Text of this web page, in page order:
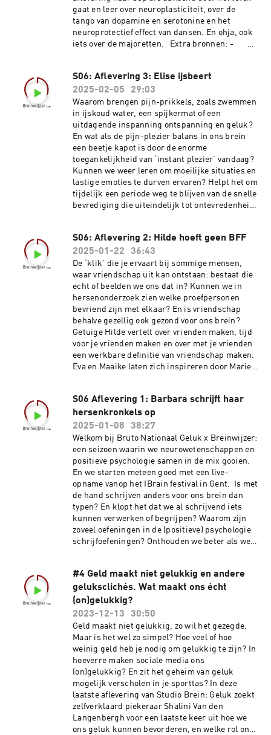
pakkende verhaal over leven met angst, oog in
oog staan met de dood en jezelf bevrijden van
intergenerationeel trauma. Extra bronnen:
- Dit seizoen is een samenwerking tussen
Kolk toont hoe trauma wordt opgeslagen en
doorgegeven en waarom shaking werkt -
Mariel Buqué schreef met ‘Break the Cycle’ een
hoopvol boek over intergenerationeel trauma en
veerkracht - Onderzoek naar het
(neurologische) effect van intergenerationeel
trauma gebeurt al enkele decennia door onder
andere Prof. Rachel Yehuda: lees meer in dit
artikel - Een overzichtsartikel over het
onderzoek naar intergenerationeel trauma vind
je hier: Franco, F. (2023). Intergenerational
Transmission of Trauma. Journal of Health
geschiedenis opgeslagen zit in kasseien en
bakstenen
gaat en leer over neuroplasticiteit, over de
tango van dopamine en serotonine en het
neuroprotectief effect van dansen. En ohja, ook
iets over de majoretten. Extra bronnen: -
Lovatt, aka Dr. Dance, geeft TED-talks over de
positieve impact van dansen op ons brein en
schreef het boek ‘The Dance cure’ - Hier
vind je het onderzoeksprofiel van KU Leuven
emeritus professor Stefan Swinnen - Prof.
Dr. Bessel van der Kolk schreef over veiligheid
en dansen als therapie in het boek
‘Traumasporen’ - Interessante
documentaire over dansen en het brein van Prof.
Dr. Eric Scherder - De Eos podcast ‘Ik heb
een vraag’ over hoe wetenschappers seks
onderzoeken
S06: Aflevering 3: Elise ijsbeert
2025-02-05
29:03
Waarom brengen pijn-prikkels, zoals zwemmen
in ijskoud water, een spijkermat of een
uitdagende inspanning ontspanning en geluk?
En wat als de pijn-plezier balans in ons brein
een beetje kapot is door de enorme
toegankelijkheid van ‘instant plezier’ vandaag?
Kunnen we weer leren om moeilijke situaties en
lastige emoties te durven ervaren? Helpt het om
tijdelijk een periode weg te blijven van de snelle
bevrediging die uiteindelijk tot ontevredenheid
ervaring met ijsberen en Eva en Maaike zoeken
hun weg tussen de shaktimatten, de likes op
social media en het unpacken van aan huis
geleverde online bestellingen – en ze proberen
daarbij helemaal hun lastige gevoelens toe te
laten. De heerlijke stoot dopamine door het
samen maken van deze aflevering krijgen ze er
zomaar bij. Extra bronnen: Dit seizoen is een
samenwerking tussen BNG en Breinwijzer vzw
Het boek ‘De dopamine factor’ van psychiater en
hoofd van de afdeling verslavingszorg aan
Stanford University Dr. Anna Lembke Hier kan
naar de pijn-plezier balans vind je bijvoorbeeld
in deze review: Leknes S, Tracey I. A common
neurobiology for pain and pleasure. Nat Rev
Neurosci. 2008 Apr;9(4):314-20. Of deze: Bressan
RA, Crippa JA. The role of dopamine in reward
and pleasure behaviour--review of data from
preclinical research. Acta Psychiatr Scand
Suppl. 2005;(427):14-21.
S06: Aflevering 2: Hilde hoeft geen BFF
2025-01-22
36:43
De ‘klik’ die je ervaart bij sommige mensen,
waar vriendschap uit kan ontstaan: bestaat die
echt of beelden we ons dat in? Kunnen we in
hersenonderzoek zien welke proefpersonen
bevriend zijn met elkaar? En is vriendschap
behalve gezellig ook gezond voor ons brein?
Getuige Hilde vertelt over vrienden maken, tijd
voor je vrienden maken en over met je vrienden
een werkbare definitie van vriendschap maken.
Eva en Maaike laten zich inspireren door Marie-
geeft van psychologisch en
neurowetenschappelijk onderzoek naar
vriendschap. En we doen een oefening om te
zien wie nu eigenlijk onze échte vrienden zijn.
Een aflevering over hersen-synchroniciteit, het
vermogen om te ruiken wie bij je past en het
slim besteden van je sociale budget. Extra
bronnen: - Dit seizoen is een samenwerking
tussen BNG en Breinwijzer vzw - Hier vind je
het onderzoeksprofiel van Prof. Dr. Marie-Anne
Vanderhasselt - Vanderhasselt schreef het
heldere en toegankelijke boek ‘Je bent een
vriend van mij’: je vindt in de uitgebreide
vriendschappelijke liefde al eerder met Prof. Dr.
Dirk De Ridder in deze Studio Brein aflevering
S06 Aflevering 1: Barbara schrijft haar
hersenkronkels op
2025-01-08
38:27
Welkom bij Bruto Nationaal Geluk x Breinwijzer:
een seizoen waarin we neurowetenschappen en
positieve psychologie samen in de mix gooien.
En we starten meteen goed met een live-
opname vanop het IBrain festival in Gent. Is met
de hand schrijven anders voor ons brein dan
typen? En klopt het dat we al schrijvend iets
kunnen verwerken of begrijpen? Waarom zijn
zoveel oefeningen in de (positieve) psychologie
schrijfoefeningen? Onthouden we beter als we
nadenken? Wetenschapper Merel Muylle geeft
ons inzicht in hoe schrijven werkt in de
hersenen en getuige Barbara vertelt over al haar
boekjes – en over hoe schrijven haar helpt om
inzicht te krijgen in levensvragen. Eva en
Maaike delen ook hun schrijfgewoontes en we
gaan met het publiek live schrijvend aan de
slag. Extra bronnen: Dit seizoen maken we
samen met Breinwijzer vzw Het One Line a Day
boekje van Redo papers De Get Your Flow
Planner Merel Muylle’s onderzoeksprofiel vind
je hier Een podcast met Prof. Pennebaker over
hoe expressief schrijven je mentale gezondheid
kan verbeteren De APA geeft een overzicht van
#4 Geld maakt niet gelukkig en andere
geluksclichés. Wat maakt ons écht
(on)gelukkig?
2023-12-13
30:50
Geld maakt niet gelukkig, zo wil het gezegde.
Maar is het wel zo simpel? Hoe veel of hoe
weinig geld heb je nodig om gelukkig te zijn? In
hoeverre maken sociale media ons
(on)gelukkig? En zit het geheim van geluk
mogelijk verscholen in je sporttas? In deze
laatste aflevering van Studio Brein: Geluk zoekt
zelfverklaard piekeraar Shalini Van den
Langenbergh voor een laatste keer uit hoe we
ons geluk kunnen bevorderen, en welke rol ons